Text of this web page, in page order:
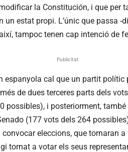
la Constitución, i que per
un estat propi. L’únic que passa -
tampoc tenen cap intenció de
Publicitat
espanyola cal que un partit polític
de dues terceres parts dels
possibles), i posteriorment,
(177 vots dels 264
eleccions, que tornaran
tornat a votar els seus